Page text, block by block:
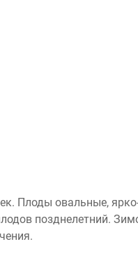
Плоды овальные,
позднелетний.